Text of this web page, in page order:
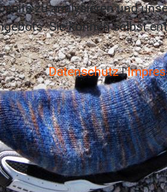
zu analysieren und
Sie können selbst
Datenschutz|